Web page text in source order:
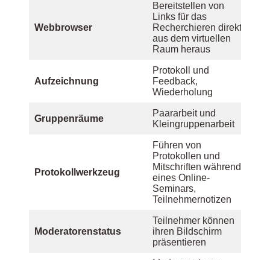
Webbrowser
Bereitstellen von
Links für das
Recherchieren direkt
aus dem virtuellen
Raum heraus
Aufzeichnung
Protokoll und
Feedback,
Wiederholung
Gruppenräume
Paararbeit und
Kleingruppenarbeit
Protokollwerkzeug
Führen von
Protokollen und
Mitschriften während
eines Online-
Seminars,
Teilnehmernotizen
Moderatorenstatus
Teilnehmer können
ihren Bildschirm
präsentieren